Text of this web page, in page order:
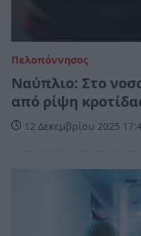
Πελοπόννησος
Ναύπλιο: Στο
από ρίψη
12 Δεκεμβρίου 2025